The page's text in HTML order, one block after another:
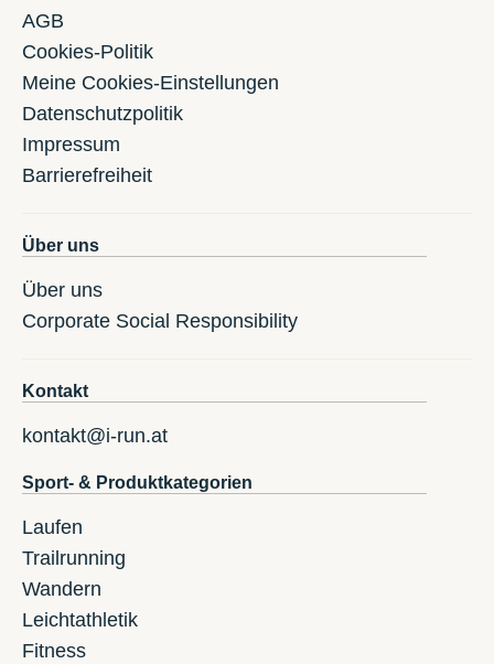
AGB
Cookies-Politik
Meine Cookies-Einstellungen
Datenschutzpolitik
Impressum
Barrierefreiheit
Über uns
Über uns
Corporate Social Responsibility
Kontakt
kontakt@i-run.at
Sport- & Produktkategorien
Laufen
Trailrunning
Wandern
Leichtathletik
Fitness